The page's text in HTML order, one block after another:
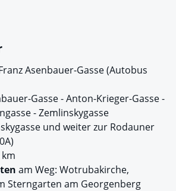
Asenbauer-Gasse (Autobus
Gasse - Anton-Krieger-Gasse -
- Zemlinskygasse
und weiter zur Rodauner
km
am Weg: Wotrubakirche,
Sterngarten am Georgenberg